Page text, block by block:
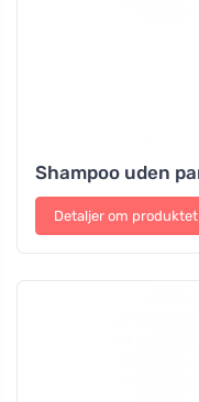
Shampoo uden
Detaljer om produktet